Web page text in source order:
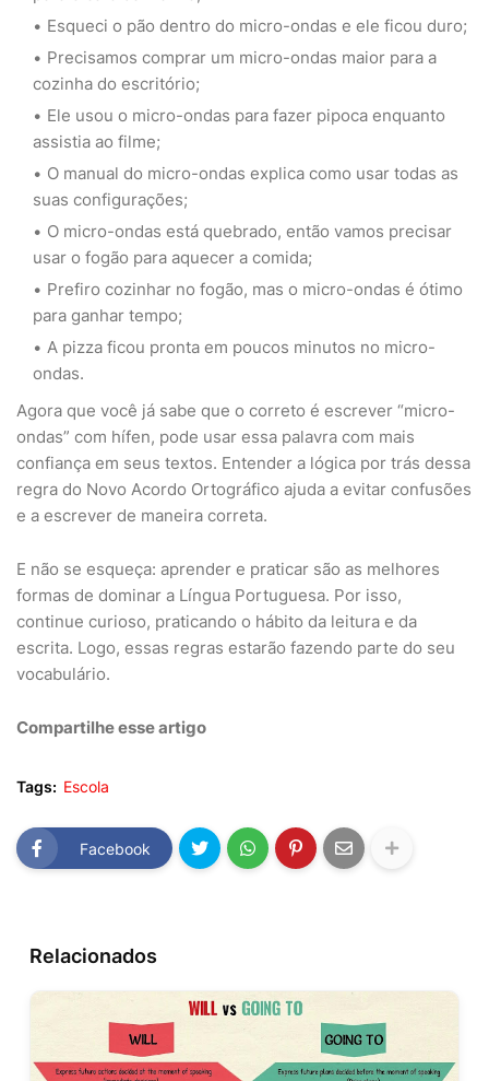
Esqueci o pão dentro do micro-ondas e ele ficou duro;
Precisamos comprar um micro-ondas maior para a
cozinha do escritório;
Ele usou o micro-ondas para fazer pipoca enquanto
assistia ao filme;
O manual do micro-ondas explica como usar todas as
suas configurações;
O micro-ondas está quebrado, então vamos precisar
usar o fogão para aquecer a comida;
Prefiro cozinhar no fogão, mas o micro-ondas é ótimo
para ganhar tempo;
A pizza ficou pronta em poucos minutos no micro-
ondas.
Agora que você já sabe que o correto é escrever “micro-
ondas” com hífen, pode usar essa palavra com mais
confiança em seus textos. Entender a lógica por trás dessa
regra do Novo Acordo Ortográfico ajuda a evitar confusões
e a escrever de maneira correta.
E não se esqueça: aprender e praticar são as melhores
formas de dominar a Língua Portuguesa. Por isso,
continue curioso, praticando o hábito da leitura e da
escrita. Logo, essas regras estarão fazendo parte do seu
vocabulário.
Compartilhe esse artigo
Tags: Escola
Facebook
Relacionados